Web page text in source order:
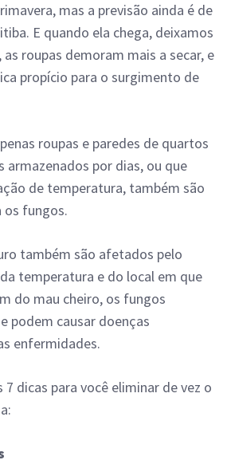
mas a previsão ainda é de
E quando ela chega, deixamos
roupas demoram mais a secar, e
propício para o surgimento de
roupas e paredes de quartos
armazenados por dias, ou que
de temperatura, também são
os fungos.
também são afetados pelo
temperatura e do local em que
do mau cheiro, os fungos
podem causar doenças
enfermidades.
7 dicas para você eliminar de vez o